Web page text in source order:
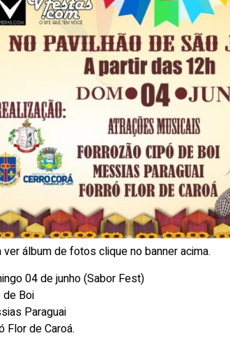
ver álbum de fotos clique no banner acima.
04 de junho (Sabor Fest)
de Boi
Paraguai
Flor de Caroá.